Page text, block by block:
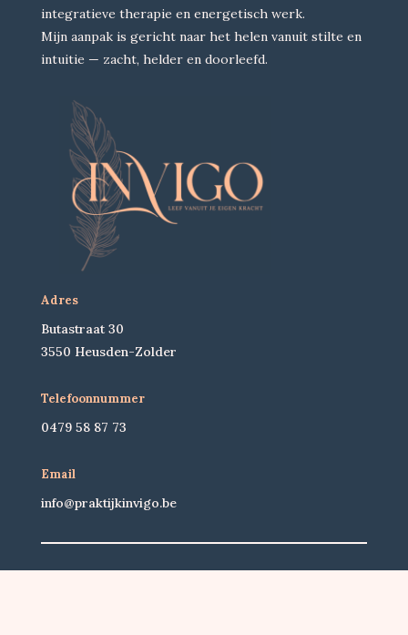
integratieve therapie en energetisch werk.
Mijn aanpak is gericht naar het helen vanuit stilte en
intuitie — zacht, helder en doorleefd.
Adres
Butastraat 30
3550 Heusden-Zolder
Telefoonnummer
0479 58 87 73
Email
info@praktijkinvigo.be